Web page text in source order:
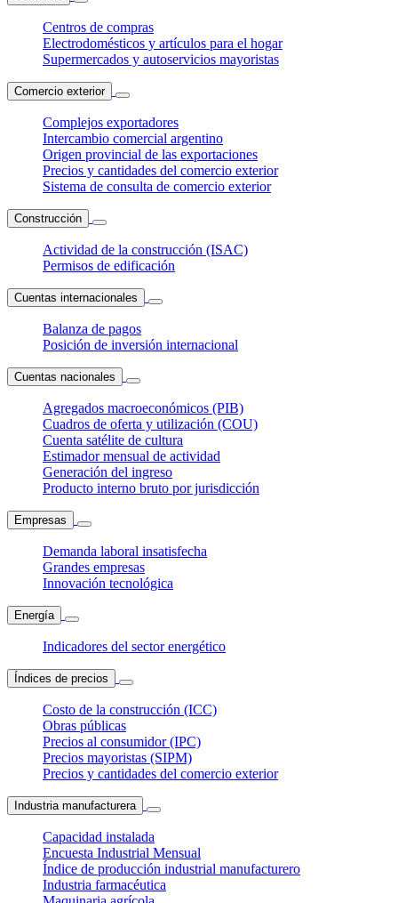
Centros de compras
Electrodomésticos y artículos para el hogar
Supermercados y autoservicios mayoristas
Comercio exterior
Complejos exportadores
Intercambio comercial argentino
Origen provincial de las exportaciones
Precios y cantidades del comercio exterior
Sistema de consulta de comercio exterior
Construcción
Actividad de la construcción (ISAC)
Permisos de edificación
Cuentas internacionales
Balanza de pagos
Posición de inversión internacional
Cuentas nacionales
Agregados macroeconómicos (PIB)
Cuadros de oferta y utilización (COU)
Cuenta satélite de cultura
Estimador mensual de actividad
Generación del ingreso
Producto interno bruto por jurisdicción
Empresas
Demanda laboral insatisfecha
Grandes empresas
Innovación tecnológica
Energía
Indicadores del sector energético
Índices de precios
Costo de la construcción (ICC)
Obras públicas
Precios al consumidor (IPC)
Precios mayoristas (SIPM)
Precios y cantidades del comercio exterior
Industria manufacturera
Capacidad instalada
Encuesta Industrial Mensual
Índice de producción industrial manufacturero
Industria farmacéutica